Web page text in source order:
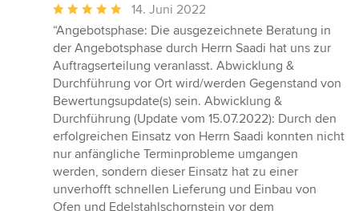
Durchschnittliche
Bewertung:
5
von
5
Sternen
14. Juni 2022
“Angebotsphase: Die ausgezeichnete Beratung in
der Angebotsphase durch Herrn Saadi hat uns zur
Auftragserteilung veranlasst. Abwicklung &
Durchführung vor Ort wird/werden Gegenstand von
Bewertungsupdate(s) sein. Abwicklung &
Durchführung (Update vom 15.07.2022): Durch den
erfolgreichen Einsatz von Herrn Saadi konnten nicht
nur anfängliche Terminprobleme umgangen
werden, sondern dieser Einsatz hat zu einer
unverhofft schnellen Lieferung und Einbau von
Ofen und Edelstahlschornstein vor dem